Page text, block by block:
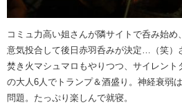
コミュ力高い姐さんが隣サイトで呑み始め
意気投合して後日赤羽呑みが決定…（笑）
焚き火マシュマロもやりつつ、サイレン
の大人6人でトランプ＆酒盛り。神経衰弱
問題。たっぷり楽しんで就寝。